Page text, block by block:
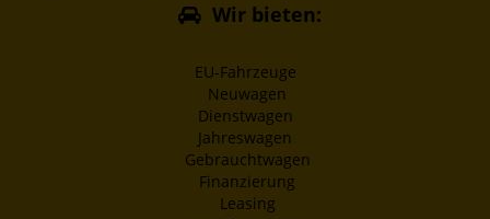
Wir bieten:
EU-Fahrzeuge
Neuwagen
Dienstwagen
Jahreswagen
Gebrauchtwagen
Finanzierung
Leasing